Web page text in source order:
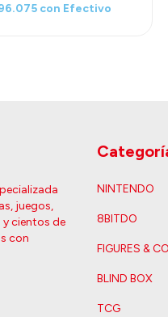
con Efectivo
juegos,
cientos de
con
NINTENDO
8BITDO
FIGURES &
BLIND BOX
TCG